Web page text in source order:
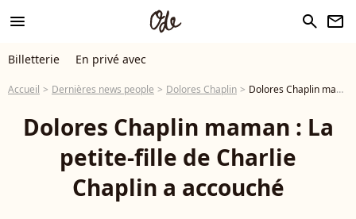
menu search newsletter
Billetterie En privé avec
Accueil Dernières news people Dolores Chaplin Dolores Chaplin maman : La petite-fille de Charlie Chaplin a accouché
Dolores Chaplin maman : La
petite-fille de Charlie
Chaplin a accouché